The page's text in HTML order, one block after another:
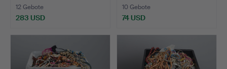
12 Gebote
283 USD
10 Gebote
74 USD